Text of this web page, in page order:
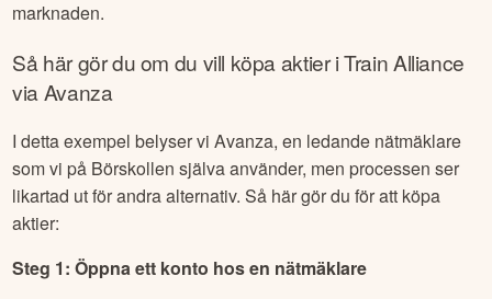
marknaden.
Så här gör du om du vill köpa aktier iTrain Alliance
via Avanza
I detta exempel belyser vi Avanza, en ledande nätmäklare
som vi på Börskollen själva använder, men processen ser
likartad ut för andra alternativ. Så här gör du för att köpa
aktier:
Steg 1: Öppna ett konto hos en nätmäklare